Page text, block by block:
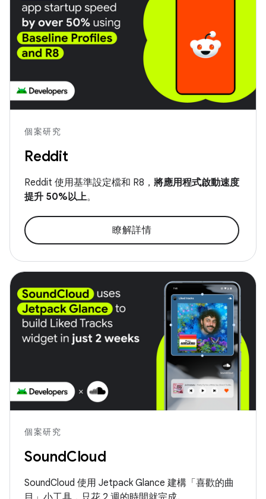
個案研究
Reddit
Reddit 使用基準設定檔和 R8， 將應用程式啟動速度
提升 50%以上。
瞭解詳情
個案研究
SoundCloud
SoundCloud 使用 Jetpack Glance 建構「喜歡的曲